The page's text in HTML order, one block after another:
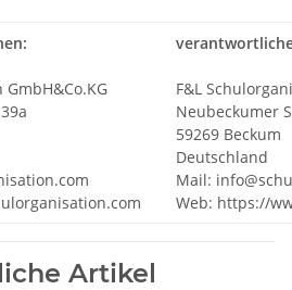
F&L
Neubeckumer
59269 Beckum
Deutschland
Mail:
Web: https://
Artikel